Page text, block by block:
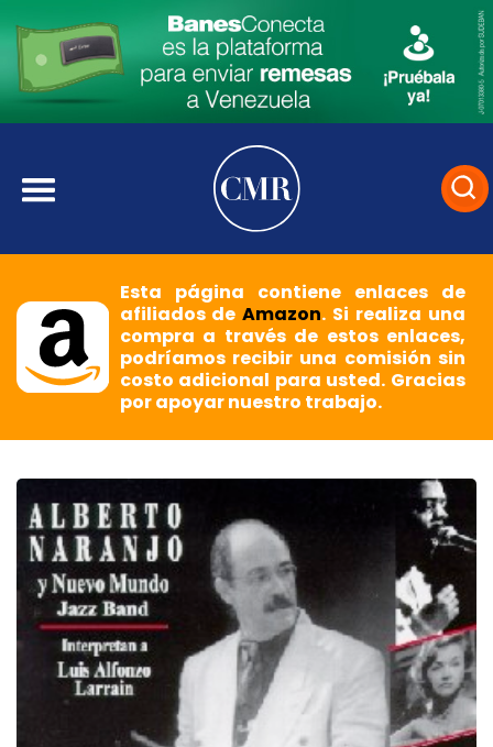
Esta página contiene enlaces de
afiliados deAmazon. Si realiza una
compra a través de estos enlaces,
podríamos recibir una comisión sin
costo adicional para usted. Gracias
por apoyar nuestro trabajo.